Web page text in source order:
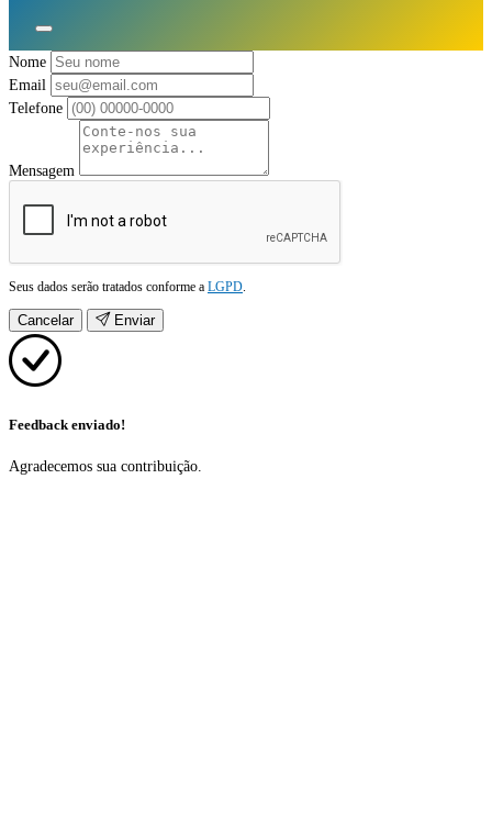
Nome
Email
Telefone
Mensagem
Seus dados serão tratados conforme a LGPD.
Cancelar Enviar
Feedback enviado!
Agradecemos sua contribuição.